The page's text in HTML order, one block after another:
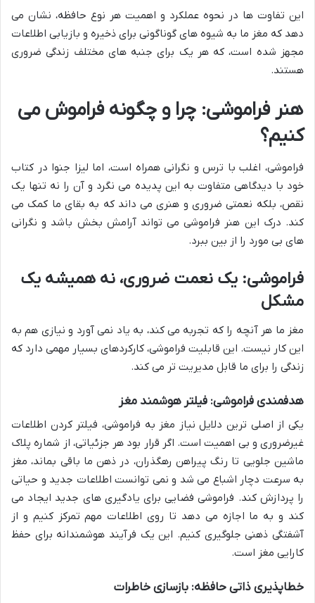
این تفاوت ها در نحوه عملکرد و اهمیت هر نوع حافظه، نشان می
دهد که مغز ما به شیوه های گوناگونی برای ذخیره و بازیابی اطلاعات
مجهز شده است، که هر یک برای جنبه های مختلف زندگی ضروری
هستند.
هنر فراموشی: چرا و چگونه فراموش می
کنیم؟
فراموشی، اغلب با ترس و نگرانی همراه است، اما لیزا جنوا در کتاب
خود با دیدگاهی متفاوت به این پدیده می نگرد و آن را نه تنها یک
نقص، بلکه نعمتی ضروری و هنری می داند که به بقای ما کمک می
کند. درک این هنر فراموشی می تواند آرامش بخش باشد و نگرانی
های بی مورد را از بین ببرد.
فراموشی: یک نعمت ضروری، نه همیشه یک
مشکل
مغز ما هر آنچه را که تجربه می کند، به یاد نمی آورد و نیازی هم به
این کار نیست. این قابلیت فراموشی، کارکردهای بسیار مهمی دارد که
زندگی را برای ما قابل مدیریت تر می کند.
هدفمندی فراموشی: فیلتر هوشمند مغز
یکی از اصلی ترین دلایل نیاز مغز به فراموشی، فیلتر کردن اطلاعات
غیرضروری و بی اهمیت است. اگر قرار بود هر جزئیاتی، از شماره پلاک
ماشین جلویی تا رنگ پیراهن رهگذران، در ذهن ما باقی بماند، مغز
به سرعت دچار اشباع می شد و نمی توانست اطلاعات جدید و حیاتی
را پردازش کند. فراموشی فضایی برای یادگیری های جدید ایجاد می
کند و به ما اجازه می دهد تا روی اطلاعات مهم تمرکز کنیم و از
آشفتگی ذهنی جلوگیری کنیم. این یک فرآیند هوشمندانه برای حفظ
کارایی مغز است.
خطاپذیری ذاتی حافظه: بازسازی خاطرات